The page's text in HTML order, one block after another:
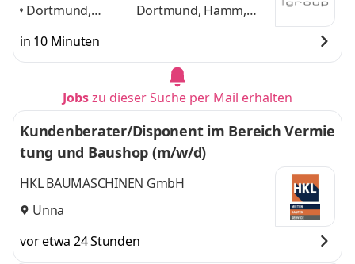
Dortmund,
Bochum,
Arnsberg, Unna,
Dortmund, Hamm,
weitere
in 10 Minuten
Jobszu dieser Suche per Mail erhalten
Kundenberater/Disponent im Bereich Vermie
tung und Baushop (m/w/d)
HKL BAUMASCHINEN GmbH
Unna
vor etwa 24 Stunden